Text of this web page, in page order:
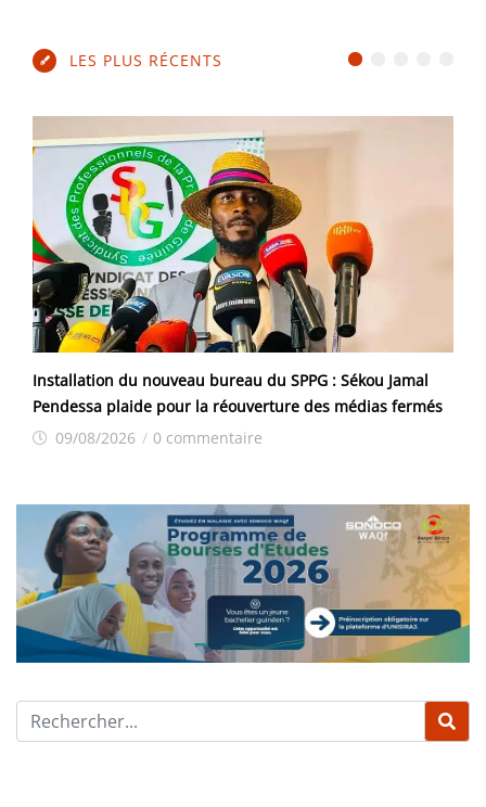
LES PLUS RÉCENTS
Installation du nouveau bureau du SPPG : Sékou Jamal
Pendessa plaide pour la réouverture des médias fermés
09/08/2026 / 0 commentaire